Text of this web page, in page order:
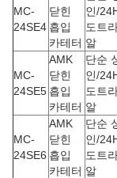
MC-
24SE4
닫힌
흡입
카테터
인/
도트
알
MC-
24SE5
AMK
닫힌
흡입
카테터
단순
인/
도트
알
MC-
24SE6
AMK
닫힌
흡입
카테터
단순
인/
도트
알